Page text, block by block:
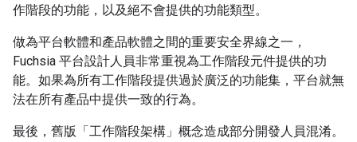
作階段的功能，以及絕不會提供的功能類型。
做為平台軟體和產品軟體之間的重要安全界線之一，
Fuchsia 平台設計人員非常重視為工作階段元件提供的功
能。如果為所有工作階段提供過於廣泛的功能集，平台就無
法在所有產品中提供一致的行為。
最後，舊版「工作階段架構」概念造成部分開發人員混淆。